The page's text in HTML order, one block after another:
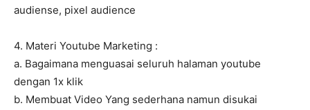
audiense, pixel audience
4. Materi Youtube Marketing :
a. Bagaimana menguasai seluruh halaman youtube
dengan 1x klik
b. Membuat Video Yang sederhana namun disukai